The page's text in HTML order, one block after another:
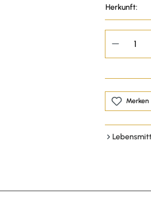
Herkunft:
Merken